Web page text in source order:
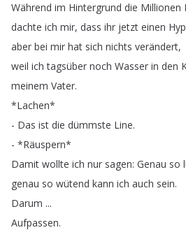
Während im Hintergrund die Millionen
dachte ich mir, dass ihr jetzt einen
aber bei mir hat sich nichts verändert,
weil ich tagsüber noch Wasser in den
meinem Vater.
*Lachen*
- Das ist die dümmste Line.
- *Räuspern*
Damit wollte ich nur sagen: Genau so
genau so wütend kann ich auch sein.
Darum ...
Aufpassen.